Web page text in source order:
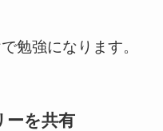
勉強になります。
ーを共有